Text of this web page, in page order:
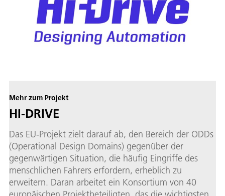
Mehr zum Projekt
HI-DRIVE
Das EU-Projekt zielt darauf ab, den Bereich der ODDs
(Operational Design Domains) gegenüber der
gegenwärtigen Situation, die häufig Eingriffe des
menschlichen Fahrers erfordern, erheblich zu
erweitern. Daran arbeitet ein Konsortium von 40